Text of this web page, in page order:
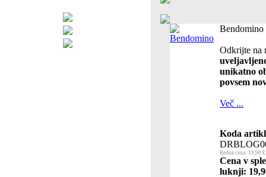
Bendomino
Odkrijte na
unikatno
povsem
Več ...
Koda
Redna cena: 19,90 €
Cena v
luknji: